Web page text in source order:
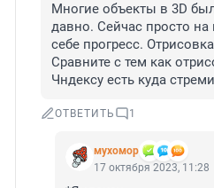
Многие объекты в 3D
давно. Сейчас просто
себе прогресс.
Сравните с тем как
Чндексу есть куда
ОТВЕТИТЬ 1
мухомор
17 октября 2023, 11:28